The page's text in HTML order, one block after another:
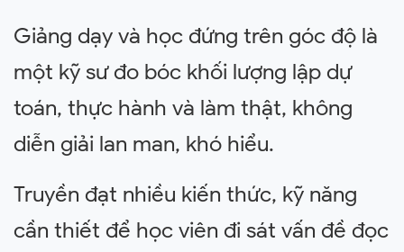
Giảng dạy và học đứng trên góc độ là
một kỹ sư đo bóc khối lượng lập dự
toán, thực hành và làm thật, không
diễn giải lan man, khó hiểu.
Truyền đạt nhiều kiến thức, kỹ năng
cần thiết để học viên đi sát vấn đề đọc